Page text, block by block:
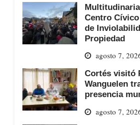
Centro
de
Propiedad
agosto 7,
Cortés visitó
Wanguelen
presencia
agosto 7,